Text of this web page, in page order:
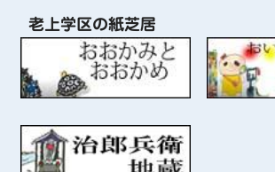
老上学区の紙芝居